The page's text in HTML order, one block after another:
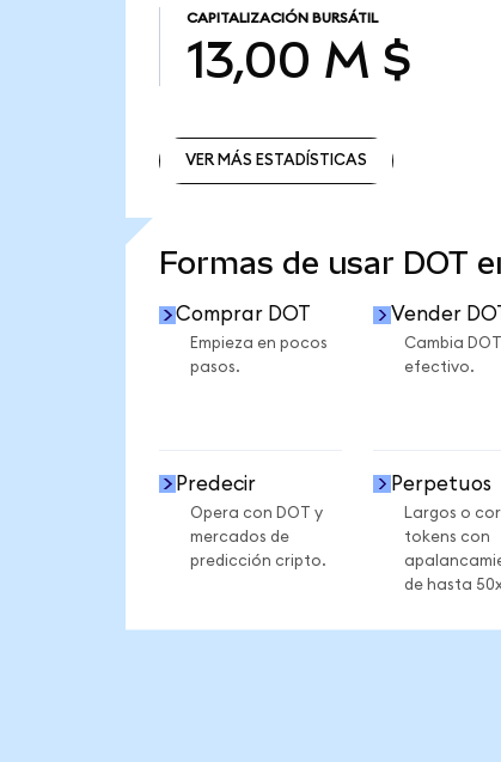
CAPITALIZACIÓN BURSÁTIL
13,00 M $
VER MÁS ESTADÍSTICAS
Formas de usar DOT
Comprar DOT
Empieza en pocos
pasos.
Vender
Cambia
efectivo.
Predecir
Opera con DOT y
mercados de
predicción cripto.
Perpetuos
Largos o
tokens con
de hasta